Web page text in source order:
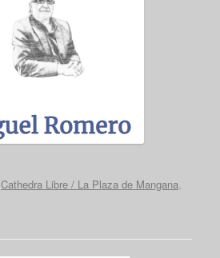
Cathedra Libre / La Plaza de Mangana